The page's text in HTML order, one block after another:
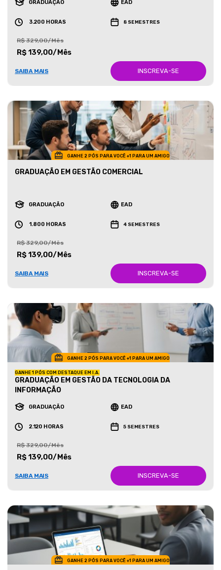
GRADUAÇÃO EAD
3.200 HORAS 8 SEMESTRES
R$ 329,00/Mês
R$ 139,00/Mês
SAIBA MAIS INSCREVA-SE
GANHE 2 PÓS PARA VOCÊ +1 PARA UM AMIGO
GRADUAÇÃO EM GESTÃO COMERCIAL
GRADUAÇÃO EAD
1.800 HORAS 4 SEMESTRES
R$ 329,00/Mês
R$ 139,00/Mês
SAIBA MAIS INSCREVA-SE
GANHE 2 PÓS PARA VOCÊ +1 PARA UM AMIGO
GANHE 1 PÓS COM DESTAQUE EM I.A.
GRADUAÇÃO EM GESTÃO DA TECNOLOGIA DA
INFORMAÇÃO
GRADUAÇÃO EAD
2.120 HORAS 5 SEMESTRES
R$ 329,00/Mês
R$ 139,00/Mês
SAIBA MAIS INSCREVA-SE
GANHE 2 PÓS PARA VOCÊ +1 PARA UM AMIGO